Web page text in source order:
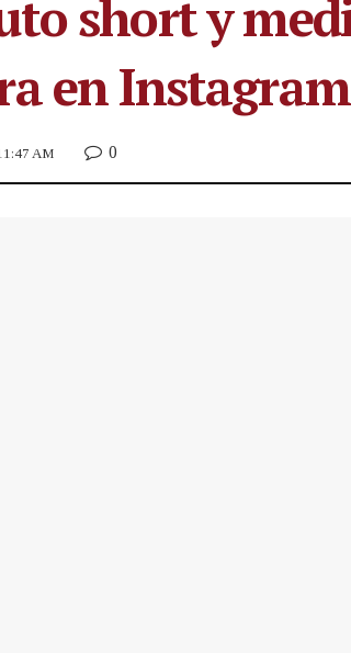
short y
en Instagram
AM 0